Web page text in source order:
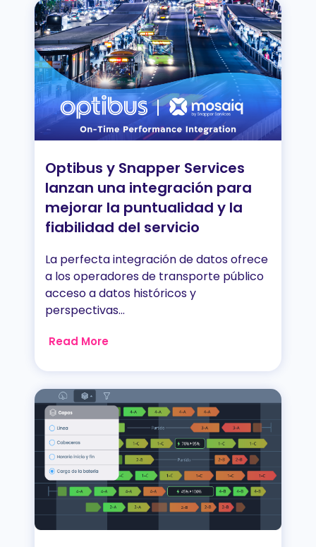
Optibus y Snapper Services
lanzan una integración para
mejorar la puntualidad y la
fiabilidad del servicio
La perfecta integración de datos ofrece
a los operadores de transporte público
acceso a datos históricos y
perspectivas...
Read More